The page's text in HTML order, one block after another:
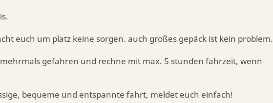
euch um platz keine sorgen. auch großes gepäck ist kein problem.
gefahren und rechne mit max. 5 stunden fahrzeit, wenn
bequeme und entspannte fahrt, meldet euch einfach!